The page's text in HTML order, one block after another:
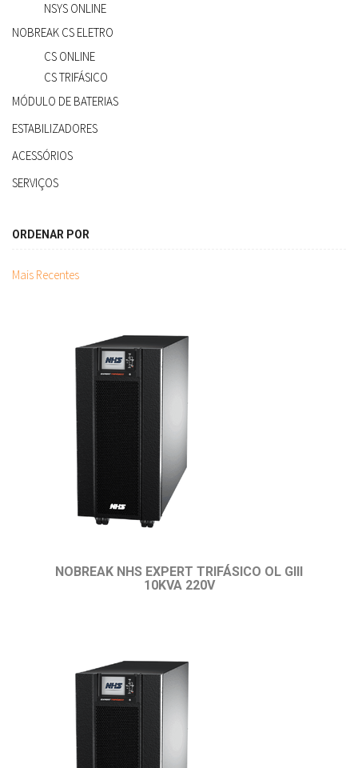
NSYS ONLINE
NOBREAK CS ELETRO
CS ONLINE
CS TRIFÁSICO
MÓDULO DE BATERIAS
ESTABILIZADORES
ACESSÓRIOS
SERVIÇOS
ORDENAR POR
Mais Recentes
NOBREAK NHS EXPERT TRIFÁSICO OL GIII
10KVA 220V